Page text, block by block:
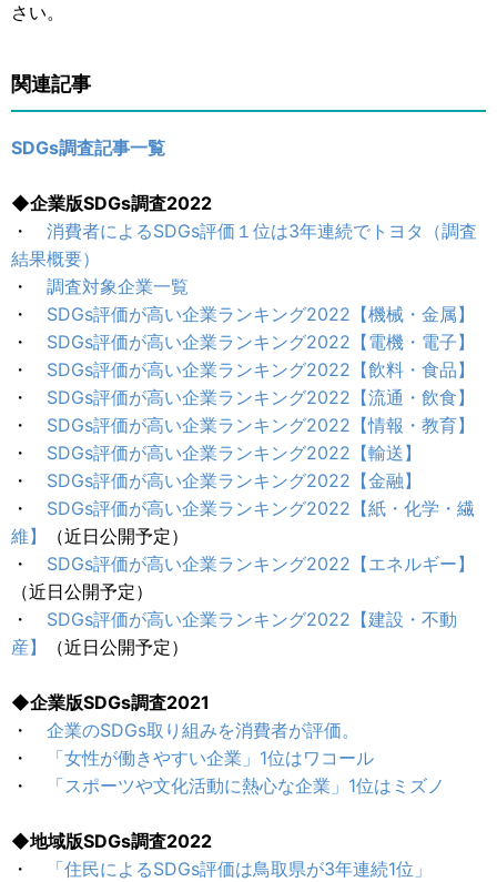
さい。
関連記事
SDGs調査記事一覧
◆企業版SDGs調査2022
・ 消費者によるSDGs評価１位は3年連続でトヨタ（調査
結果概要）
・ 調査対象企業一覧
・ SDGs評価が高い企業ランキング2022【機械・金属】
・ SDGs評価が高い企業ランキング2022【電機・電子】
・ SDGs評価が高い企業ランキング2022【飲料・食品】
・ SDGs評価が高い企業ランキング2022【流通・飲食】
・ SDGs評価が高い企業ランキング2022【情報・教育】
・ SDGs評価が高い企業ランキング2022【輸送】
・ SDGs評価が高い企業ランキング2022【金融】
・ SDGs評価が高い企業ランキング2022【紙・化学・繊
維】
（近日公開予定）
・ SDGs評価が高い企業ランキング2022【エネルギー】
（近日公開予定）
・ SDGs評価が高い企業ランキング2022【建設・不動
産】
（近日公開予定）
◆企業版SDGs調査2021
・ 企業のSDGs取り組みを消費者が評価。
・
「女性が働きやすい企業」1位はワコール
・
「スポーツや文化活動に熱心な企業」1位はミズノ
◆地域版SDGs調査2022
・
「住民によるSDGs評価は鳥取県が3年連続1位」